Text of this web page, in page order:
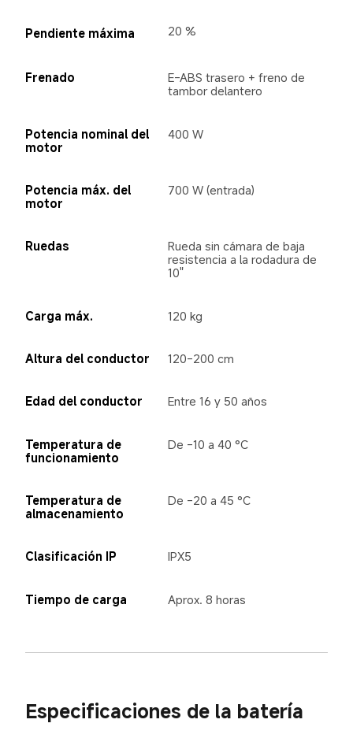
Pendiente máxima 20 %
Frenado
E-ABS trasero + freno de
tambor delantero
Potencia nominal del
motor
400 W
Potencia máx. del
motor
700 W (entrada)
Ruedas
Rueda sin cámara de baja
resistencia a la rodadura de
10"
Carga máx. 120 kg
Altura del conductor 120-200 cm
Edad del conductor Entre 16 y 50 años
Temperatura de
funcionamiento
De -10 a 40 °C
Temperatura de
almacenamiento
De -20 a 45 °C
Clasificación IP IPX5
Tiempo de carga Aprox. 8 horas
Especificaciones de la batería